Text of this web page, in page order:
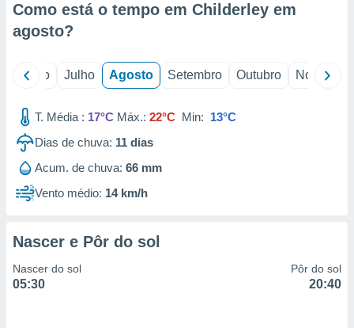
e
de
Como está o tempo em Childerley em
agosto?
Junho Julho Agosto Setembro Outubro Novembro
T. Média : 17°C Máx.: 22°C Min: 13°C
Dias de chuva: 11 dias
Acum. de chuva: 66 mm
Vento médio: 14 km/h
Nascer e Pôr do sol
Nascer do sol
05:30
Pôr do sol
20:40